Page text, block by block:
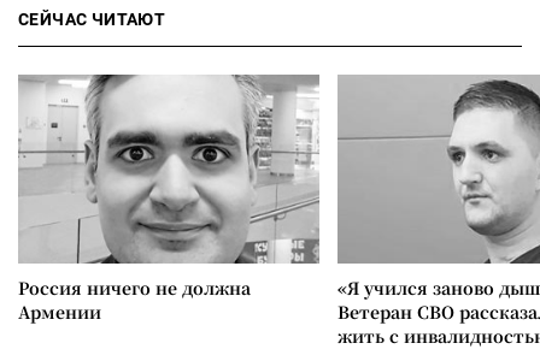
СЕЙЧАС ЧИТАЮТ
Россия ничего не должна
Армении
«Я учился заново
Ветеран СВО
жить с